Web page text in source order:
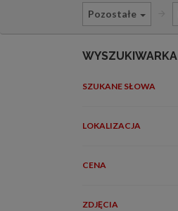
Pozostałe
WYSZUKIWARKA
SZUKANE SŁOWA
LOKALIZACJA
CENA
ZDJĘCIA